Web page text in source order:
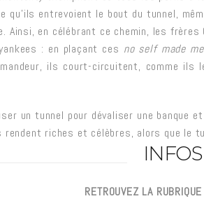
qu’ils entrevoient le bout du tunnel,
en célébrant ce chemin, les frères
: en plaçant ces no self made
ils court-circuitent, comme
un tunnel pour dévaliser une banque
riches et célèbres, alors que le
INFOS
RETROUVEZ LA